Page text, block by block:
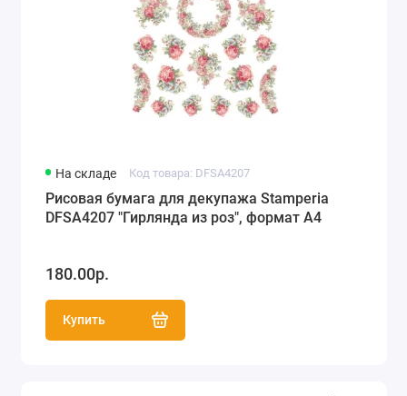
На складе Код товара: DFSA4207
Рисовая бумага для декупажа Stamperia
DFSA4207 "Гирлянда из роз", формат А4
180.00р.
Купить